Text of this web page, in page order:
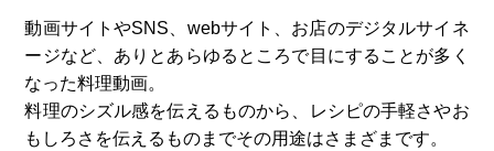
動画サイトやSNS、webサイト、お店のデジタルサイネ
ージなど、ありとあらゆるところで目にすることが多く
なった料理動画。
料理のシズル感を伝えるものから、レシピの手軽さやお
もしろさを伝えるものまでその用途はさまざまです。